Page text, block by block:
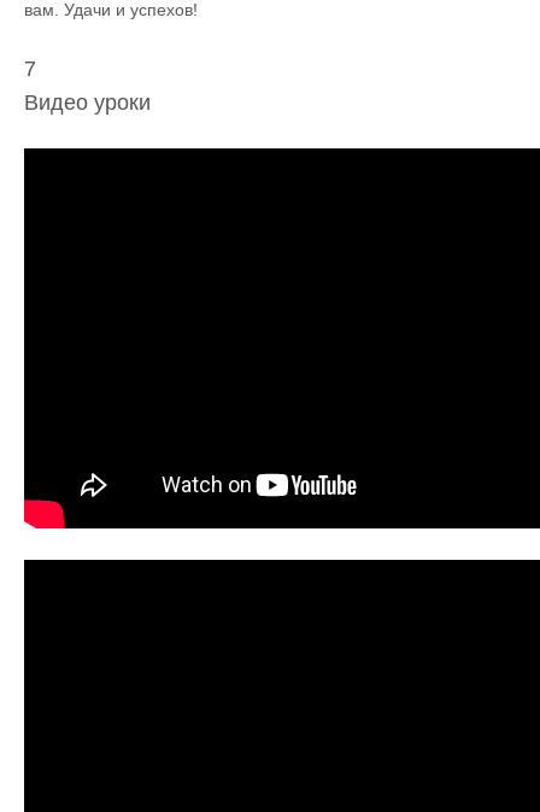
вам. Удачи и успехов!
7
Видео уроки